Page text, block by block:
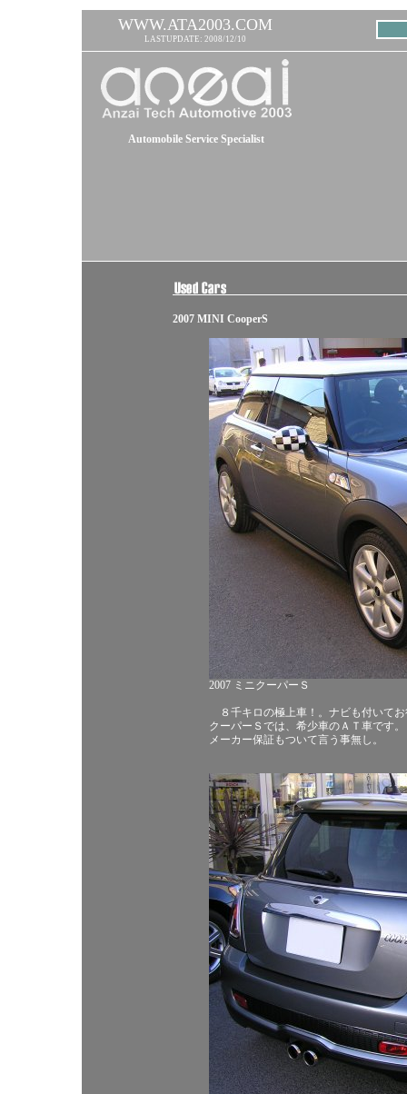
WWW.ATA2003.COM
LASTUPDATE: 2008/12/10
Automobile Service Specialist
2007 MINI CooperS
2007 ミニクーパーＳ
８千キロの極上車！。ナビも付いてお
クーパーＳでは、希少車のＡＴ車です。
メーカー保証もついて言う事無し。